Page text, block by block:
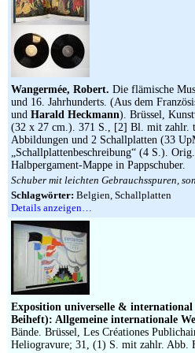
Wangermée, Robert. Die flämische
und 16. Jahrhunderts. (Aus dem
und Harald Heckmann). Brüssel,
(32 x 27 cm.). 371 S., [2] Bl. mit zahlr.
Abbildungen und 2 Schallplatten (33
„Schallplattenbeschreibung“ (4 S.).
Halbpergament-Mappe in Pappschuber.
Schuber mit leichten Gebrauchsspuren,
Schlagwörter: Belgien, Schallplatten
Details anzeigen…
Exposition universelle & international
Beiheft): Allgemeine internationale
Bände. Brüssel, Les Créationes
Heliogravure; 31, (1) S. mit zahlr. Abb.